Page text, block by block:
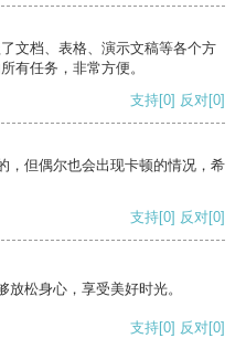
文档、表格、演示文稿等各个方
有任务，非常方便。
支持[0] 反对[0]
，但偶尔也会出现卡顿的情况，希
支持[0] 反对[0]
松身心，享受美好时光。
支持[0] 反对[0]